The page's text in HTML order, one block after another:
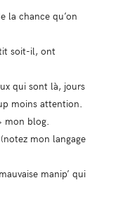
la chance qu’on
soit-il, ont
qui sont là, jours
moins attention.
mon blog.
mon langage
manip’ qui